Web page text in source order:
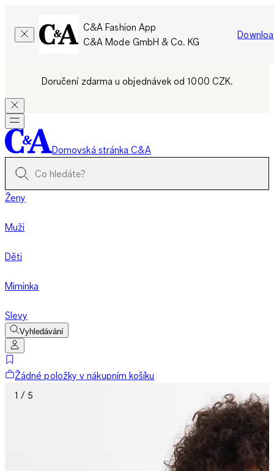
C&A Fashion App
C&A Mode GmbH & Co. KG
Doručení zdarma u objednávek od 1000 CZK.
Domovská stránka C&A
Ženy
Muži
Děti
Miminka
Slevy
Vyhledávání
Žádné položky v nákupním košíku
1 / 5